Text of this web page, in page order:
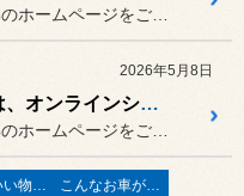
2026年5月8日
お店がお休みの時は、オンラインショップで
こんないい物が有りますよ！
こんなお車がご来店